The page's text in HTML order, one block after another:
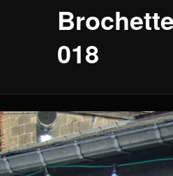
018